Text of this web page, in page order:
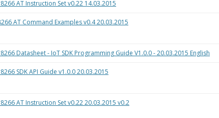
AT Instruction Set v0.22 14.03.2015
AT Command Examples v0.4 20.03.2015
Datasheet - IoT SDK Programming Guide V1.0.0 - 20.03.2015 English
SDK API Guide v1.0.0 20.03.2015
AT Instruction Set v0.22 20.03.2015 v0.2